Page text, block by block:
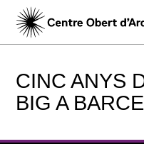
CINC ANYS
BIG A